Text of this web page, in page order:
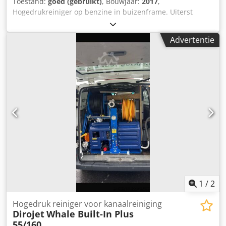
Pompopbrengst (l/u) 600 - 1200 Werkdruk (bar) 30 - 180
Max. watertemperatuur (°C) 80-155 Aansluitvermogen (kW)
8,4 Inhoud brandstoftank (l) 25 Inhoud
reinigingsmiddeltank (l) 20 + 10 Lengte hogedrukslang (m)
20 Gewicht (kg) 178 Afmetingen (L x B x H mm) 1330 x 750 x
1060 Uitrusting: INGEBOUWDE SLANGHASPEL NIEUW
spuitpistool van het Duitse merk R+M NIEUWE spuitlans
900mm van roestvrij staal NIEUWE, versterkte slang met
stalen vlechtwerk 20m NIEUWE 25° powerstraal Waterfilter
en de GEKA-aansluiting zijn gratis inbegrepen in de set.
Hogedrukreiniger op benzine in buizenframe. Uiterst
robuust. Ideaal voor bouwplaatsen waar geen elektriciteit
is. 100% klaar voor gebruik. Hoge kwaliteit Honda motor.
Hogedrukslang en straalunit in topconditie. Verzending
binnen Duitsland mogelijk. Transportkosten ca. 110.-€ plus
BTW. De unit kan te allen tijde ter plaatse geïnspecteerd
en getest worden. Technische gegevens: Druk: 150bar
Dcjdpfx Afjk Dz R Tswsk Debiet: 650 liter / uur gewicht:
39,5kg meer info in de bijgevoegde datasheet
Advertentie
1 /2
Hogedruk reiniger voor kanaalreiniging
DirojetWhale Built-In Plus